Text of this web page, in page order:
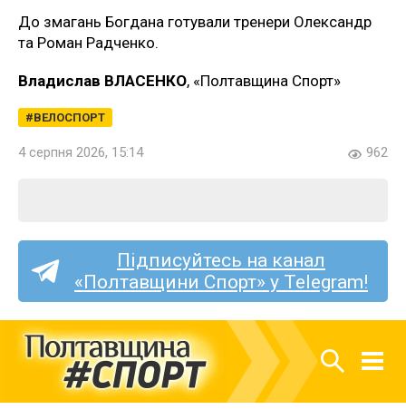
До змагань Богдана готували тренери Олександр
та Роман Радченко.
Владислав ВЛАСЕНКО, «Полтавщина Спорт»
ВЕЛОСПОРТ
4 серпня 2026, 15:14 962
Підписуйтесь на канал
«Полтавщини Спорт» у Telegram!